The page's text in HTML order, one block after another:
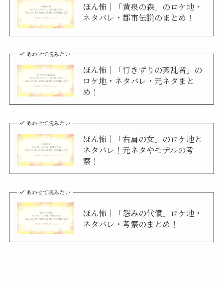
ほん怖｜「黄泉の森」のロケ地・
ネタバレ・都市伝説のまとめ！
あわせて読みたい
ほん怖｜「行きずりの紊乱者」の
ロケ地・ネタバレ・元ネタまと
め！
あわせて読みたい
ほん怖｜「右肩の女」のロケ地と
ネタバレ！元ネタやモデルの考
察！
あわせて読みたい
ほん怖｜「怨みの代償」ロケ地・
ネタバレ・考察のまとめ！